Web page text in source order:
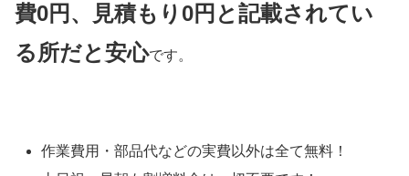
費0円、見積もり0円と記載されてい
る所だと安心です。
作業費用・部品代などの実費以外は全て無料！